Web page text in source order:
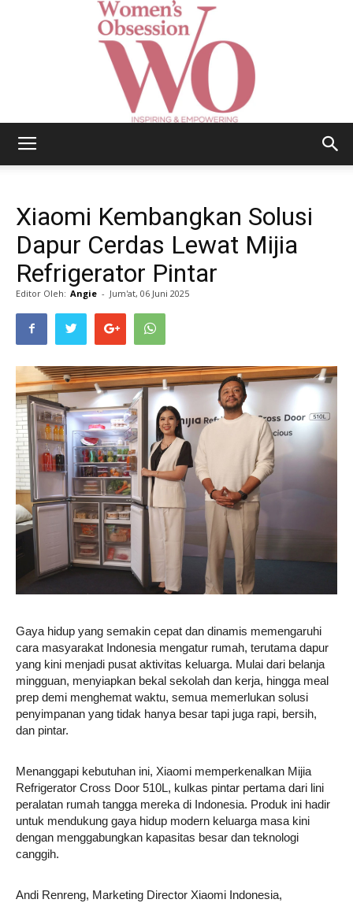
Obsession
|
Life
Career
Style
Xiaomi Kembangkan Solusi
Dapur Cerdas Lewat Mijia
Refrigerator Pintar
Editor Oleh: Angie - Jum'at, 06 Juni 2025
Gaya hidup yang semakin cepat dan dinamis memengaruhi
cara masyarakat Indonesia mengatur rumah, terutama dapur
yang kini menjadi pusat aktivitas keluarga. Mulai dari belanja
mingguan, menyiapkan bekal sekolah dan kerja, hingga meal
prep demi menghemat waktu, semua memerlukan solusi
penyimpanan yang tidak hanya besar tapi juga rapi, bersih,
dan pintar.
Menanggapi kebutuhan ini, Xiaomi memperkenalkan Mijia
Refrigerator Cross Door 510L, kulkas pintar pertama dari lini
peralatan rumah tangga mereka di Indonesia. Produk ini hadir
untuk mendukung gaya hidup modern keluarga masa kini
dengan menggabungkan kapasitas besar dan teknologi
canggih.
Andi Renreng, Marketing Director Xiaomi Indonesia,